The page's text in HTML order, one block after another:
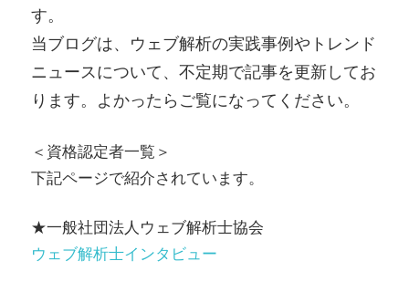
す。
当ブログは、ウェブ解析の実践事例やトレンド
ニュースについて、不定期で記事を更新してお
ります。よかったらご覧になってください。
＜資格認定者一覧＞
下記ページで紹介されています。
★一般社団法人ウェブ解析士協会
ウェブ解析士インタビュー